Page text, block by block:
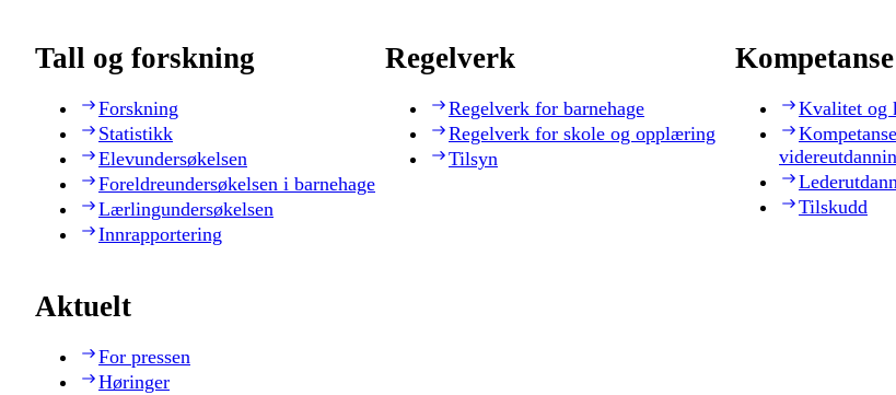
Tall og forskning
Forskning
Statistikk
Elevundersøkelsen
Foreldreundersøkelsen i barnehage
Lærlingundersøkelsen
Innrapportering
Regelverk
Regelverk for barnehage
Regelverk for skole og opplæring
Tilsyn
Kvalitet og
Tilskudd
Aktuelt
For pressen
Høringer